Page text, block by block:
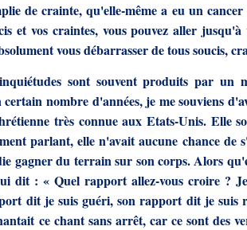
de crainte, qu'elle-même a eu un
et vos craintes, vous pouvez aller
vous débarrasser de tous soucis,
sont souvent produits par un
nombre d'années, je me souviens
très connue aux Etats-Unis. Elle
parlant, elle n'avait aucune chance de
gagner du terrain sur son corps. Alors
dit : « Quel rapport allez-vous croire ?
dit je suis guéri, son rapport dit je
ce chant sans arrêt, car ce sont des